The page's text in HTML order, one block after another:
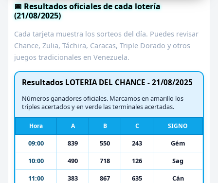
📅 Resultados oficiales de cada lotería
(21/08/2025)
Cada tarjeta muestra los sorteos del día. Puedes revisar
Chance, Zulia, Táchira, Caracas, Triple Dorado y otros
juegos tradicionales en Venezuela.
Resultados LOTERIA DEL CHANCE - 21/08/2025
Números ganadores oficiales. Marcamos en amarillo los
triples acertados y en verde las terminales acertadas.
Hora A B C SIGNO
09:00 839 550 243
Gém
10:00
490 718 126
Sag
11:00
383 867 635
Cán